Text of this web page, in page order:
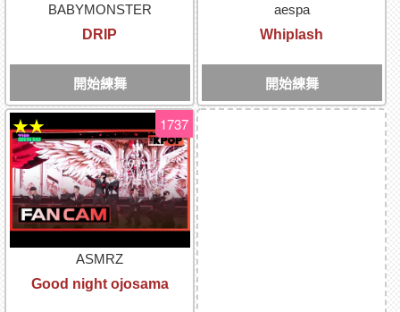
BABYMONSTER
DRIP
開始練舞
aespa
Whiplash
開始練舞
ASMRZ
Good night ojosama
1737
★★